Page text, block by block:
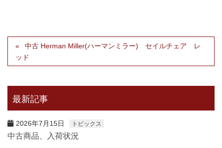
中古 Herman Miller(ハーマンミラー) セイルチェア レ
ッド
最新記事
2026年7月15日 トピックス
中古商品、入荷状況